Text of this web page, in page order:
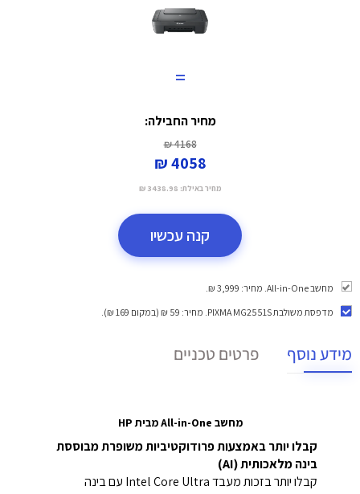
=
מחיר החבילה:
4168 ₪
4058 ₪
מחיר באילת: 3438.98 ₪
קנה עכשיו
מחשב All-in-One. מחיר: 3,999 ₪.
מדפסת משולבת PIXMA MG2551S
. מחיר: 59 ₪ (במקום 169 ₪).
מידע נוסף פרטים טכניים
מחשב All-in-One מבית HP
קבלו יותר באמצעות פרודוקטיביות משופרת מבוססת
בינה מלאכותית (AI)
קבלו יותר בזכות מעבד Intel Core Ultra עם בינה